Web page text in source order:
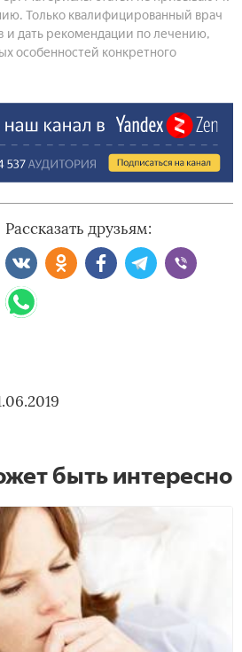
Только квалифицированный врач
и дать рекомендации по лечению,
особенностей конкретного
Рассказать друзьям:
быть интересно